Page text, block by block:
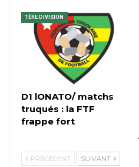
1ÈRE DIVISION
D1 lONATO/ matchs
truqués : la FTF
frappe fort
PRÉCÉDENT SUIVANT